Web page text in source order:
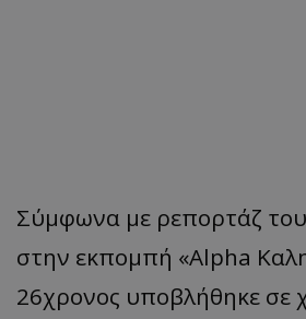
Σύμφωνα με ρεπορτάζ
στην εκπομπή «Alpha
26χρονος υποβλήθηκε σε